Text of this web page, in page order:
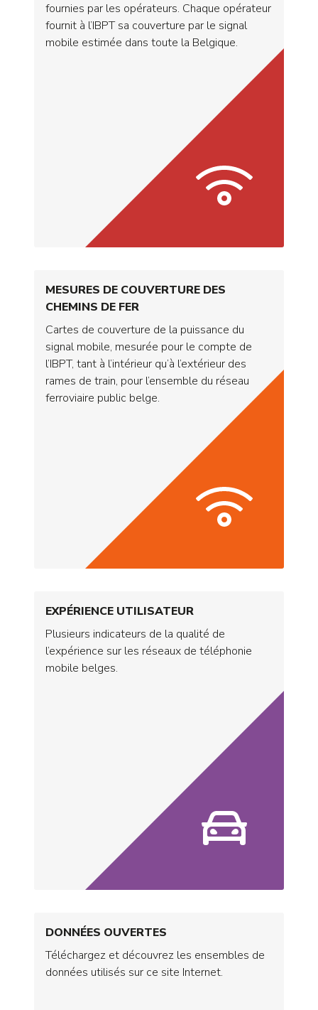
fournies par les opérateurs. Chaque opérateur
fournit à l’IBPT sa couverture par le signal
mobile estimée dans toute la Belgique.
MESURES DE COUVERTURE DES
CHEMINS DE FER
Cartes de couverture de la puissance du
signal mobile, mesurée pour le compte de
l’IBPT, tant à l’intérieur qu’à l’extérieur des
rames de train, pour l’ensemble du réseau
ferroviaire public belge.
EXPÉRIENCE UTILISATEUR
Plusieurs indicateurs de la qualité de
l’expérience sur les réseaux de téléphonie
mobile belges.
DONNÉES OUVERTES
Téléchargez et découvrez les ensembles de
données utilisés sur ce site Internet.